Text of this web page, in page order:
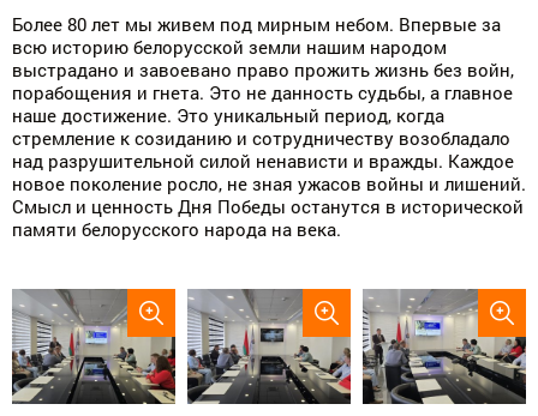
Более 80 лет мы живем под мирным небом. Впервые за
всю историю белорусской земли нашим народом
выстрадано и завоевано право прожить жизнь без войн,
порабощения и гнета. Это не данность судьбы, а главное
наше достижение. Это уникальный период, когда
стремление к созиданию и сотрудничеству возобладало
над разрушительной силой ненависти и вражды. Каждое
новое поколение росло, не зная ужасов войны и лишений.
Смысл и ценность Дня Победы останутся в исторической
памяти белорусского народа на века.